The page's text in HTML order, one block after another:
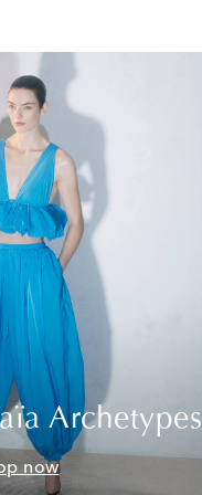
Archetypes
now